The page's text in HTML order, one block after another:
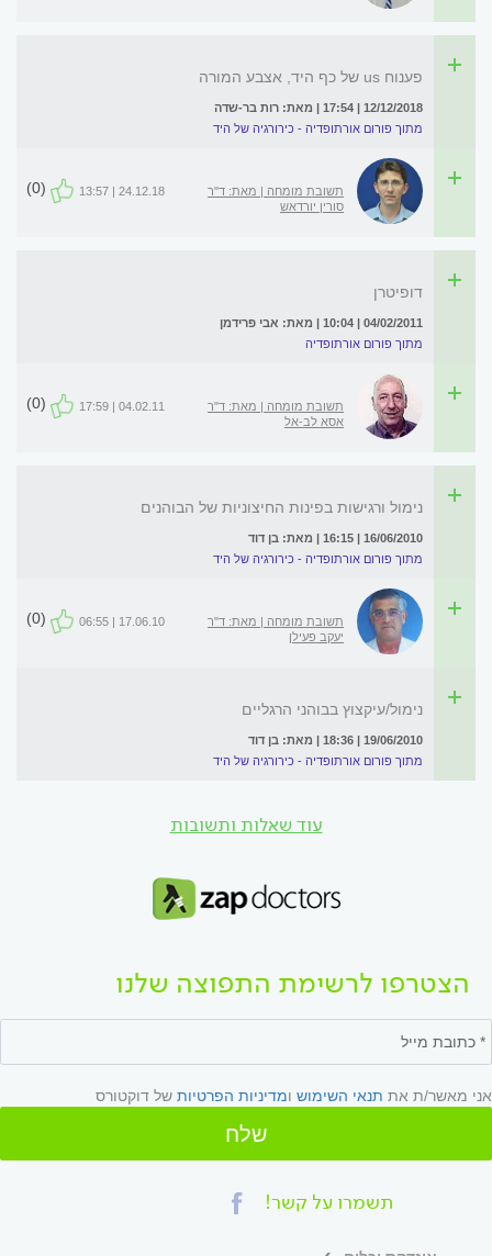
פענוח us של כף היד, אצבע המורה
12/12/2018 | 17:54 | מאת: רות בר-שדה
מתוך פורום אורתופדיה - כירורגיה של היד
תשובת מומחה | מאת: ד"ר
סורין יורדאש
24.12.18 | 13:57
(0)
דופיטרן
04/02/2011 | 10:04 | מאת: אבי פרידמן
מתוך פורום אורתופדיה
תשובת מומחה | מאת: ד"ר
אסא לב-אל
04.02.11 | 17:59
(0)
נימול ורגישות בפינות החיצוניות של הבוהנים
16/06/2010 | 16:15 | מאת: בן דוד
מתוך פורום אורתופדיה - כירורגיה של היד
תשובת מומחה | מאת: ד"ר
יעקב פעילן
17.06.10 | 06:55
(0)
נימול/עיקצוץ בבוהני הרגליים
19/06/2010 | 18:36 | מאת: בן דוד
מתוך פורום אורתופדיה - כירורגיה של היד
עוד שאלות ותשובות
הצטרפו לרשימת התפוצה שלנו
אני מאשר/ת את תנאי השימוש ומדיניות הפרטיות של דוקטורס
שלח
תשמרו על קשר!